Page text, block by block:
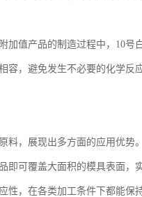
加值产品的制造过程中，10号
容，避免发生不必要的化学反应
料，展现出多方面的应用优势。
即可覆盖大面积的模具表面，
性，在各类加工条件下都能保